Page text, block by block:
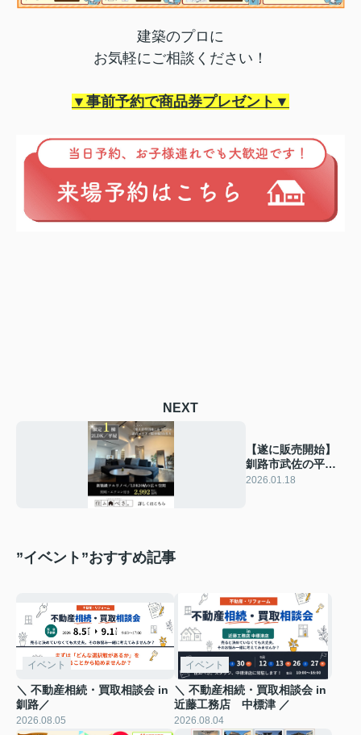
建築のプロに
お気軽にご相談ください！
▼事前予約で商品券プレゼント▼
NEXT
【遂に販売開始】
釧路市武佐の平屋
フルリノベーショ
2026.01.18
”イベント”おすすめ記事
イベント
＼ 不動産相続・買取相談会 in
釧路／
2026.08.05
イベント
＼ 不動産相続・買取相談会 in
近藤工務店 中標津 ／
2026.08.04